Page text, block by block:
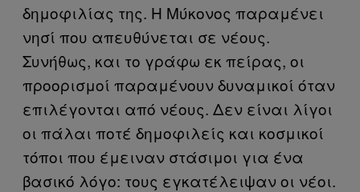
δημοφιλίας της. Η Μύκονος παραμένει
νησί που απευθύνεται σε νέους.
Συνήθως, και το γράφω εκ πείρας, οι
προορισμοί παραμένουν δυναμικοί όταν
επιλέγονται από νέους. Δεν είναι λίγοι
οι πάλαι ποτέ δημοφιλείς και κοσμικοί
τόποι που έμειναν στάσιμοι για ένα
βασικό λόγο: τους εγκατέλειψαν οι νέοι.